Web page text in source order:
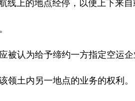
上的地点经停，以便上下来自
认为给予缔约一方指定空运企
土内另一地点的业务的权利。